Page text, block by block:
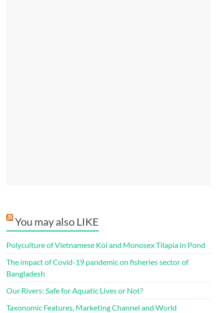
You may also LIKE
Polyculture of Vietnamese Koi and Monosex Tilapia in Pond
The impact of Covid-19 pandemic on fisheries sector of
Bangladesh
Our Rivers: Safe for Aquatic Lives or Not?
Taxonomic Features, Marketing Channel and World